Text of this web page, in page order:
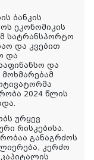
ბანკის
ეკონომიკის
სატრანსპორტო
და კვებით
და
და
2024 წლის
ურყევ
რისკებისა.
განაგრძოს
კერძო